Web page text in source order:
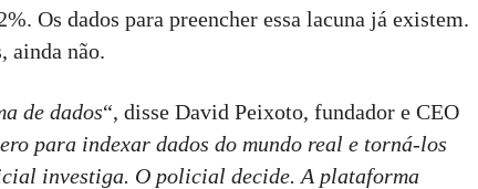
Os dados para preencher essa lacuna já existem.
ainda não.
de dados“, disse David Peixoto, fundador e CEO
para indexar dados do mundo real e torná-los
investiga. O policial decide. A plataforma